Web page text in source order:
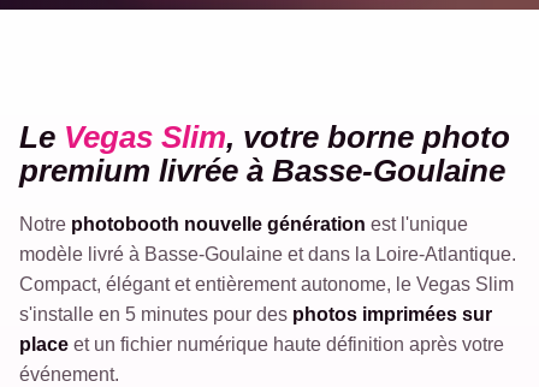
SLIM
Le Vegas Slim, votre borne photo
premium livrée à Basse-Goulaine
Notre photobooth nouvelle génération est l'unique
modèle livré à Basse-Goulaine et dans la Loire-Atlantique.
Compact, élégant et entièrement autonome, le Vegas Slim
s'installe en 5 minutes pour des photos imprimées sur
place et un fichier numérique haute définition après votre
événement.